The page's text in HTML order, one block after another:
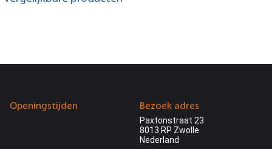
Openingstijden Bezoek adres
Paxtonstraat 23
8013 RP Zwolle
Nederland